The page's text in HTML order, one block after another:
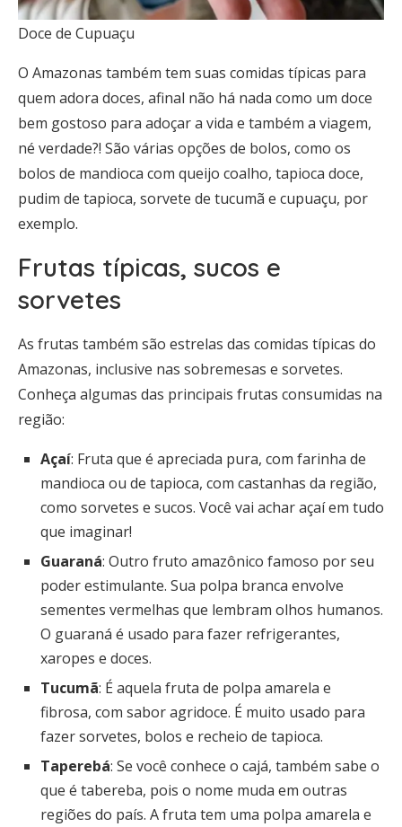
Doce de Cupuaçu
O Amazonas também tem suas comidas típicas para
quem adora doces, afinal não há nada como um doce
bem gostoso para adoçar a vida e também a viagem,
né verdade?! São várias opções de bolos, como os
bolos de mandioca com queijo coalho, tapioca doce,
pudim de tapioca, sorvete de tucumã e cupuaçu, por
exemplo.
Frutas típicas, sucos e
sorvetes
As frutas também são estrelas das comidas típicas do
Amazonas, inclusive nas sobremesas e sorvetes.
Conheça algumas das principais frutas consumidas na
região:
Açaí: Fruta que é apreciada pura, com farinha de
mandioca ou de tapioca, com castanhas da região,
como sorvetes e sucos. Você vai achar açaí em tudo
que imaginar!
Guaraná: Outro fruto amazônico famoso por seu
poder estimulante. Sua polpa branca envolve
sementes vermelhas que lembram olhos humanos.
O guaraná é usado para fazer refrigerantes,
xaropes e doces.
Tucumã: É aquela fruta de polpa amarela e
fibrosa, com sabor agridoce. É muito usado para
fazer sorvetes, bolos e recheio de tapioca.
Taperebá: Se você conhece o cajá, também sabe o
que é tabereba, pois o nome muda em outras
regiões do país. A fruta tem uma polpa amarela e